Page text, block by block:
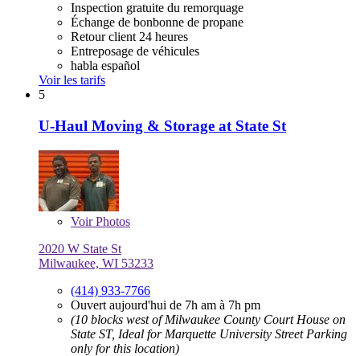
Inspection gratuite du remorquage
Échange de bonbonne de propane
Retour client 24 heures
Entreposage de véhicules
habla español
Voir les tarifs
5
U-Haul Moving & Storage at State St
VoirPhotos
2020 W State St
Milwaukee, WI 53233
(414) 933-7766
Ouvert aujourd'hui de 7h am à 7h pm
(10 blocks west of Milwaukee County Court House on
State ST, Ideal for Marquette University Street Parking
only for this location)